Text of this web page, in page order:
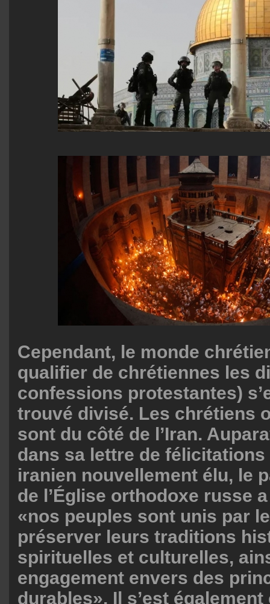
Cependant, le monde
qualifier de chrétiennes les
confessions protestantes)
trouvé divisé. Les chrétiens
sont du côté de l’Iran.
dans sa lettre de
iranien nouvellement élu, le
de l’Église orthodoxe russe
«nos peuples sont unis par
préserver leurs traditions
spirituelles et culturelles,
engagement envers des
durables». Il s’est